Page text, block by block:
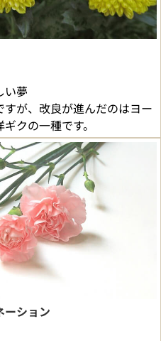
い夢
すが、改良が進んだのはヨー
クの一種です。
ーション